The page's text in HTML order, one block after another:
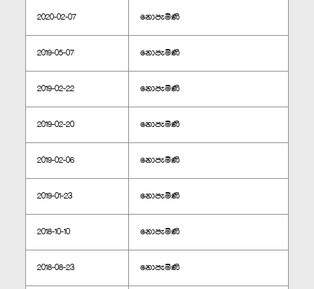
2020-02-07 නොපැමිණි
2019-05-07 නොපැමිණි
2019-02-22 නොපැමිණි
2019-02-20 නොපැමිණි
2019-02-06 නොපැමිණි
2019-01-23 නොපැමිණි
2018-10-10 නොපැමිණි
2018-08-23 නොපැමිණි